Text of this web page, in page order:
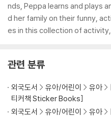
nds, Peppa learns and plays
d her family on their funny,
es in this collection of
관련 분류
외국도서 유아/어린이 유아
티커책 Sticker Books]
외국도서
유아/어린이 유아